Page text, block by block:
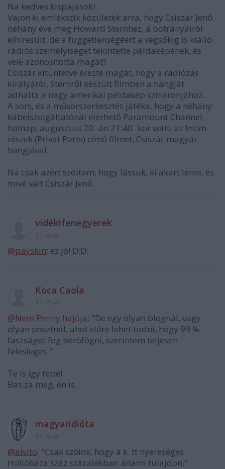
Na kedves kispajások!
Vajon ki emlékszik közületek arra, hogy Csiszár Jenő
néhány éve még Howard Sternhez, a botrányairól
elhíresült, de a függetlenségéért a végsőkig is kiálló
rádiós személyiséget tekintette példaképének, és
vele azonosította magát?
Csiszár kitüntetve érezte magát, hogy a rádiózás
királyáról, Sternről készült filmben a hangját
adhatta a nagy amerikai példakép szinkronjához.
A sors, és a műsorszerkesztés játéka, hogy a néhány
kábelszolgáltatónál elérhető Paramount Channel
holnap, augusztus 20 -án 21:40 -kor vetíti az Intim
részek (Privat Parts) című filmet, Csiszár magyar
hangjával.
Na csak azért szóltam, hogy lássuk, ki akart lenni, és
mivé vált Csiszár Jenő.
vidékifenegyerek
@payskin: ez jó! D:D:
Koca Caola
@Nem Penny hajója: "De egy olyan blognál, vagy
olyan posztnál, ahol előre lehet tudni, hogy 99 %
faszságot fog beröfögni, szerintem teljesen
felesleges."
Te is így tettél.
Bas.za meg, én is...
magyaridióta
@alvito: "Csak szólok, hogy a k..tt nyereséges
Hollóháza száz százalékban állami tulajdon."